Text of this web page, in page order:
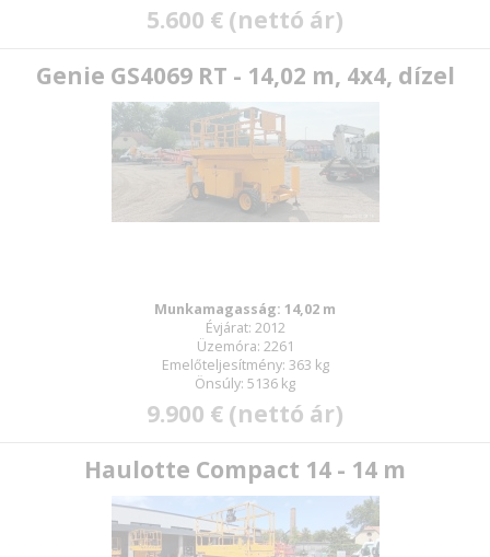
5.600 € (nettó ár)
Genie GS4069 RT - 14,02 m, 4x4, dízel
Munkamagasság: 14,02 m
Évjárat: 2012
Üzemóra: 2261
Emelőteljesítmény: 363 kg
Önsúly: 5136 kg
9.900 € (nettó ár)
Haulotte Compact 14 - 14 m